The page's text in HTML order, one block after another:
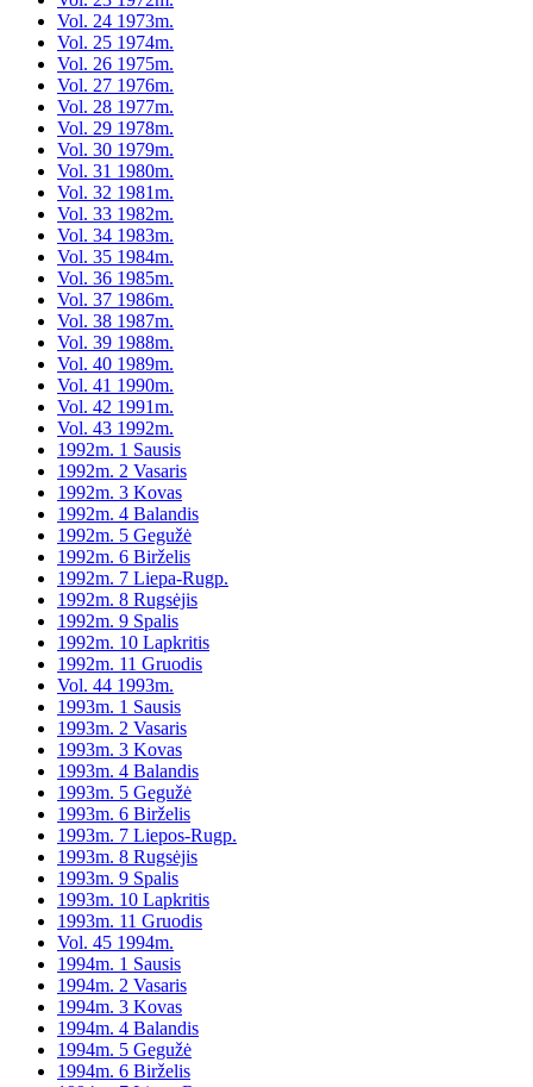
Vol. 24 1973m.
Vol. 25 1974m.
Vol. 26 1975m.
Vol. 27 1976m.
Vol. 28 1977m.
Vol. 29 1978m.
Vol. 30 1979m.
Vol. 31 1980m.
Vol. 32 1981m.
Vol. 33 1982m.
Vol. 34 1983m.
Vol. 35 1984m.
Vol. 36 1985m.
Vol. 37 1986m.
Vol. 38 1987m.
Vol. 39 1988m.
Vol. 40 1989m.
Vol. 41 1990m.
Vol. 42 1991m.
Vol. 43 1992m.
1992m. 1 Sausis
1992m. 2 Vasaris
1992m. 3 Kovas
1992m. 4 Balandis
1992m. 5 Gegužė
1992m. 6 Birželis
1992m. 7 Liepa-Rugp.
1992m. 8 Rugsėjis
1992m. 9 Spalis
1992m. 10 Lapkritis
1992m. 11 Gruodis
Vol. 44 1993m.
1993m. 1 Sausis
1993m. 2 Vasaris
1993m. 3 Kovas
1993m. 4 Balandis
1993m. 5 Gegužė
1993m. 6 Birželis
1993m. 7 Liepos-Rugp.
1993m. 8 Rugsėjis
1993m. 9 Spalis
1993m. 10 Lapkritis
1993m. 11 Gruodis
Vol. 45 1994m.
1994m. 1 Sausis
1994m. 2 Vasaris
1994m. 3 Kovas
1994m. 4 Balandis
1994m. 5 Gegužė
1994m. 6 Birželis